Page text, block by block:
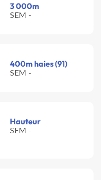
3 000m
SEM -
400m haies (91)
SEM -
Hauteur
SEM -